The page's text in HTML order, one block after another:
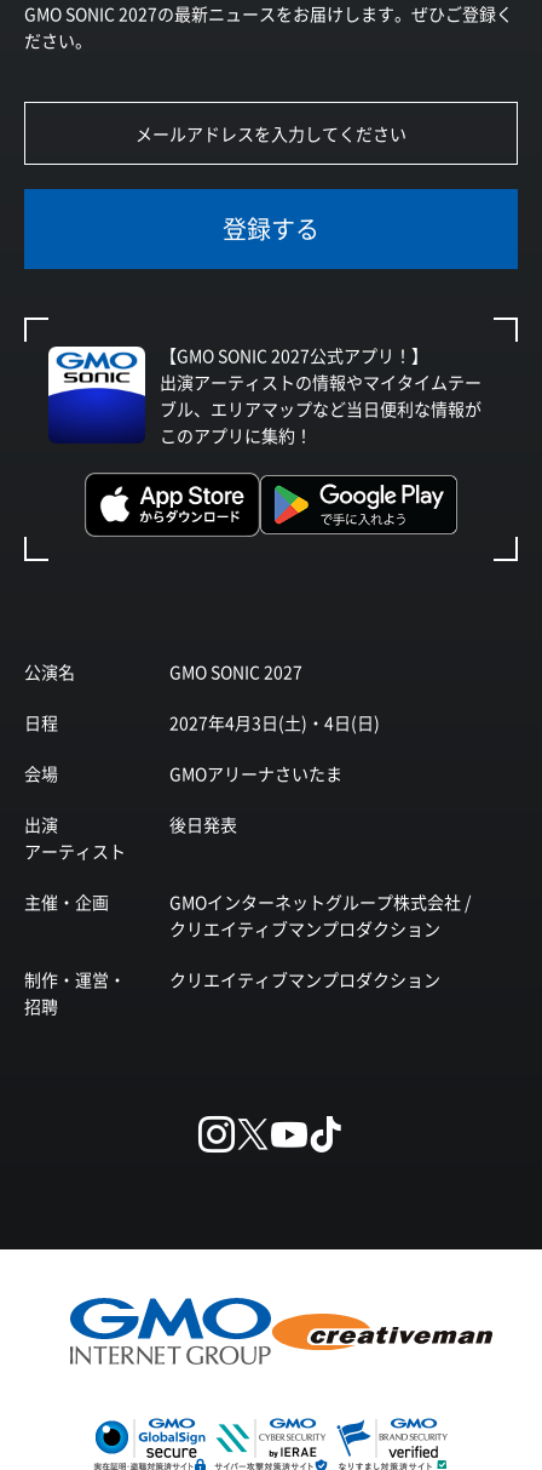
公演名 GMO SONIC 2027
日程 2027年4月3日(土)・4日(日)
会場 GMOアリーナさいたま
出演
アーティスト
後日発表
主催・企画
GMOインターネットグループ株式会社 /
クリエイティブマンプロダクション
制作・運営・
招聘
クリエイティブマンプロダクション
GMO SONIC 2027の最新ニュースをお届けします。ぜひご登録く
ださい。
登録する
【GMO SONIC 2027公式アプリ！】
出演アーティストの情報やマイタイムテー
ブル、エリアマップなど当日便利な情報が
このアプリに集約！